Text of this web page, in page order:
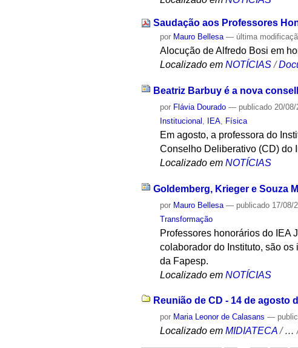
Saudação aos Professores
por Mauro Bellesa — última
Alocução de Alfredo Bosi em
Localizado em NOTÍCIAS /
Beatriz Barbuy é a nova
por Flávia Dourado — publicado 20/
Institucional
IEA Física
Em agosto, a professora do
Conselho Deliberativo (CD) do
Localizado em NOTÍCIAS
Goldemberg, Krieger e Souza
por Mauro Bellesa — publicado 17/08/
Transformação
Professores honorários do IEA
colaborador do Instituto, são
da Fapesp.
Localizado em NOTÍCIAS
Reunião de CD - 14 de agosto
por Maria Leonor de Calasans —
Localizado em MIDIATECA /…